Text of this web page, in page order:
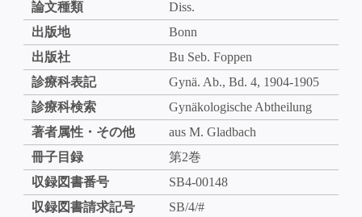
論文種類
Diss.
出版地
Bonn
出版社
Bu Seb. Foppen
診療科表記
Gynä. Ab., Bd. 4, 1904-1905
診療科検索
Gynäkologische Abtheilung
著者属性・その他
aus M. Gladbach
冊子目録
第2巻
収録図書番号
SB4-00148
収録図書請求記号
SB/4/#